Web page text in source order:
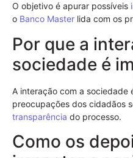
O objetivo é apurar possíveis
o Banco Master lida com os
Por que a
sociedade é
A interação com a sociedade
preocupações dos cidadãos
transparência do processo.
Como os